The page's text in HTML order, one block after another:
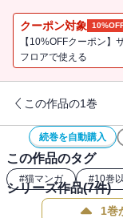
子”のハッピーな日常
大増量で登場ですっ☆
クーポン対象
【10%OFFクーポン
フロアで使える
この作品の1巻
続巻を自動購入
この作品のタグ
#猫マンガ #10巻
シリーズ作品(7件)
1巻